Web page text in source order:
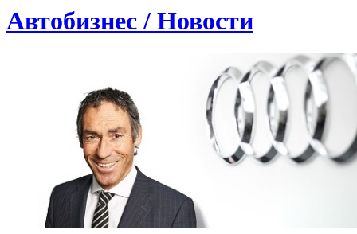
Автобизнес / Новости